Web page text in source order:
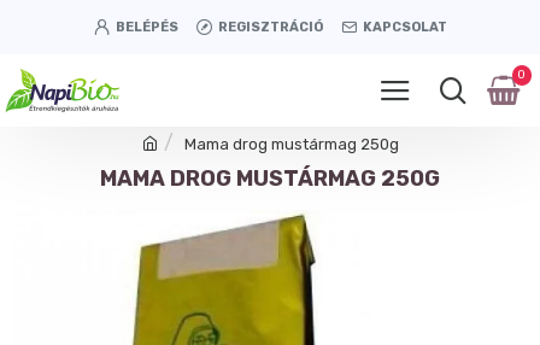
BELÉPÉS REGISZTRÁCIÓ KAPCSOLAT
0
Mama drog mustármag 250g
MAMA DROG MUSTÁRMAG 250G